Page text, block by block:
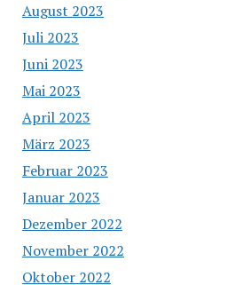
August 2023
Juli 2023
Juni 2023
Mai 2023
April 2023
März 2023
Februar 2023
Januar 2023
Dezember 2022
November 2022
Oktober 2022